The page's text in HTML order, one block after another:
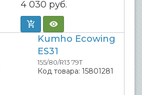
4 030 руб.
Kumho Ecowing
ES31
155/80/R13 79T
Код товара: 15801281